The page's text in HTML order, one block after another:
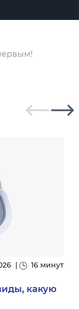
16 минут
какую